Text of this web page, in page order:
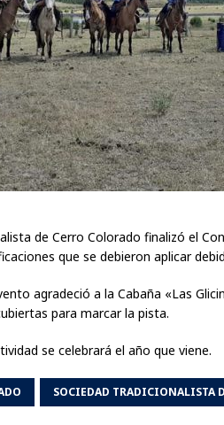
de Cerro Colorado finalizó el
que se debieron aplicar
agradeció a la Cabaña «Las
para marcar la pista.
se celebrará el año que viene.
SOCIEDAD TRADICIONALISTA